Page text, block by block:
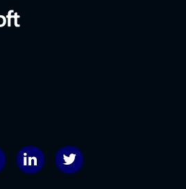
FacebookLinkedInTwitter